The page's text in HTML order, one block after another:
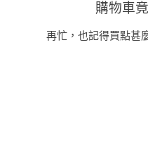
購物車
再忙，也記得買點甚